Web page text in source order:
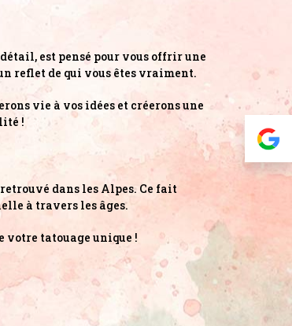
est pensé pour vous offrir une
reflet de qui vous êtes vraiment.
vie à vos idées et créerons une
!
dans les Alpes. Ce fait
à travers les âges.
votre tatouage unique !